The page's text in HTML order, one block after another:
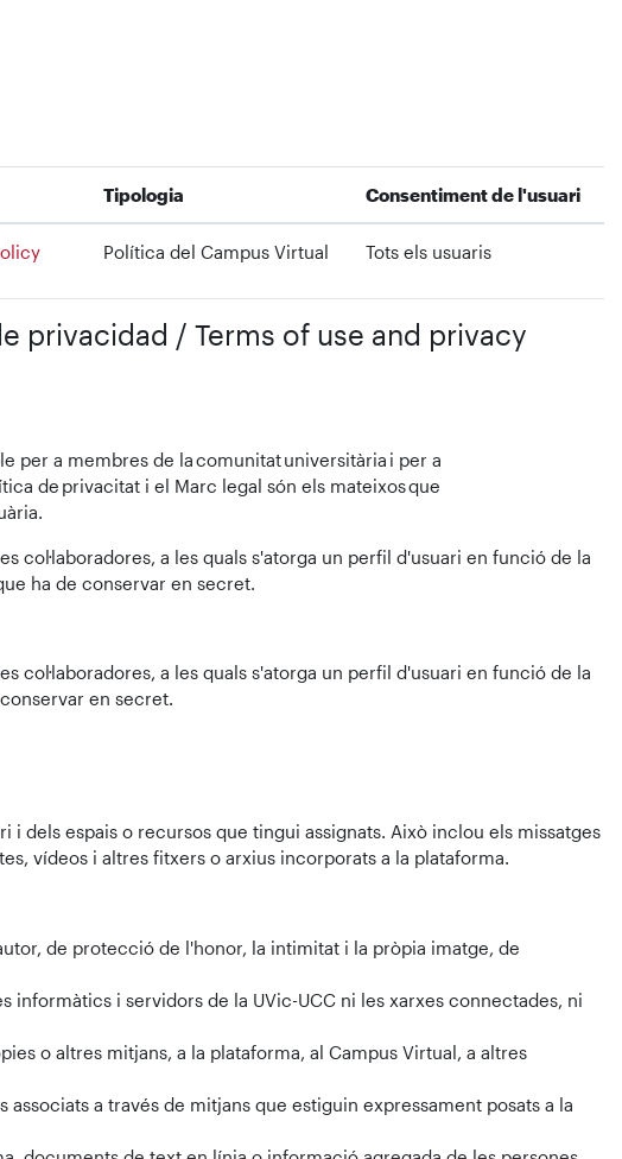
Tipologia Consentiment de l'usuari
Política del Campus Virtual Tots els usuaris
privacidad / Terms of use and privacy
per a membres de la comunitat universitària i per a
de privacitat i el Marc legal són els mateixos que
a les quals s'atorga un perfil d'usuari en funció de la
ha de conservar en secret.
a les quals s'atorga un perfil d'usuari en funció de la
en secret.
dels espais o recursos que tingui assignats. Això inclou els missatges
vídeos i altres fitxers o arxius incorporats a la plataforma.
de protecció de l'honor, la intimitat i la pròpia imatge, de
i servidors de la UVic-UCC ni les xarxes connectades, ni
o altres mitjans, a la plataforma, al Campus Virtual, a altres
a través de mitjans que estiguin expressament posats a la